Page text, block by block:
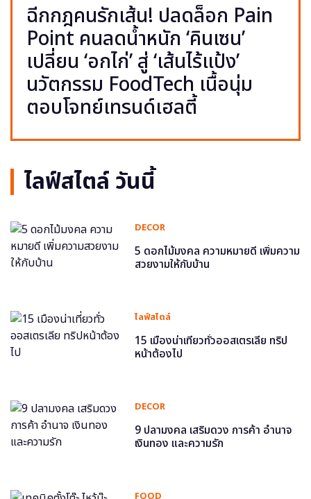
ฉีกกฎคนรักเส้น! ปลดล็อก Pain
Point คนลดน้ำหนัก ‘คินเซน’
เปลี่ยน ‘อกไก่’ สู่ ‘เส้นไร้แป้ง’
นวัตกรรม FoodTech เนื้อนุ่ม
ตอบโจทย์เทรนด์เฮลตี้
ไลฟ์สไตล์ วันนี้
DECOR
5 ดอกไม้มงคล ความหมายดี เพิ่มความ
สวยงามให้กับบ้าน
ไลฟ์สไตล์
15 เมืองน่าเที่ยวทั่วออสเตรเลีย ทริป
หน้าต้องไป
DECOR
9 ปลามงคล เสริมดวง การค้า อำนาจ
เงินทอง และความรัก
FOOD